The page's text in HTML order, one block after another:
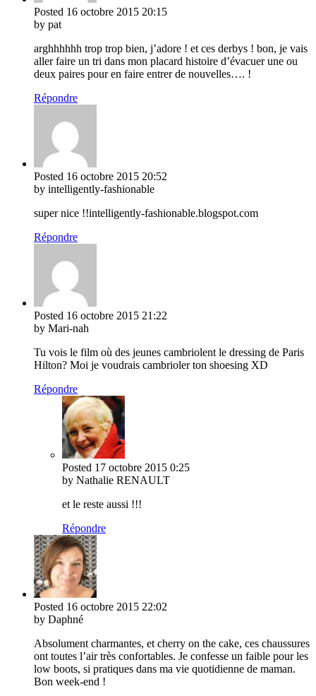
Posted 16 octobre 2015 20:15
by pat
arghhhhhh trop trop bien, j’adore ! et ces derbys ! bon, je vais
aller faire un tri dans mon placard histoire d’évacuer une ou
deux paires pour en faire entrer de nouvelles…. !
Répondre
Posted 16 octobre 2015 20:52
by intelligently-fashionable
super nice !!intelligently-fashionable.blogspot.com
Répondre
Posted 16 octobre 2015 21:22
by Mari-nah
Tu vois le film où des jeunes cambriolent le dressing de Paris
Hilton? Moi je voudrais cambrioler ton shoesing XD
Répondre
Posted 17 octobre 2015 0:25
by Nathalie RENAULT
et le reste aussi !!!
Répondre
Posted 16 octobre 2015 22:02
by Daphné
Absolument charmantes, et cherry on the cake, ces chaussures
ont toutes l’air très confortables. Je confesse un faible pour les
low boots, si pratiques dans ma vie quotidienne de maman.
Bon week-end !